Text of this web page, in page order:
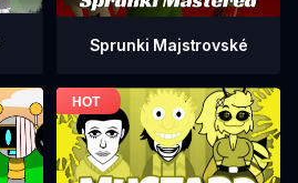
Sprunki Majstrovské